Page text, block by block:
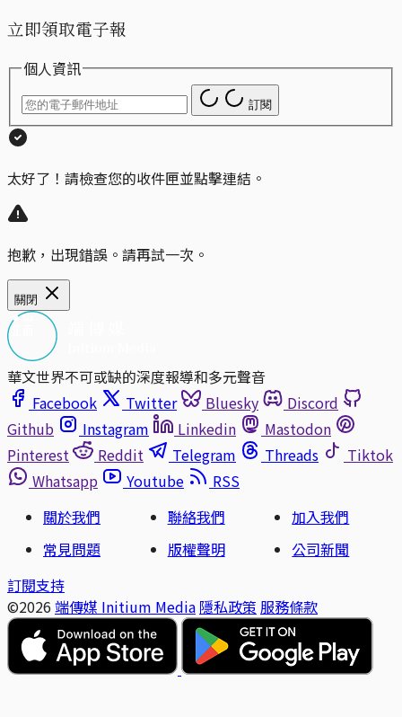
立即領取電子報
個人資訊
訂閱
太好了！請檢查您的收件匣並點擊連結。
抱歉，出現錯誤。請再試一次。
關閉
華文世界不可或缺的深度報導和多元聲音
Facebook
Twitter Bluesky
Discord
Github
Instagram Linkedin
Mastodon
Pinterest
Reddit Telegram Threads
Tiktok
Whatsapp
Youtube
RSS
關於我們
聯絡我們
加入我們
常見問題
版權聲明
公司新聞
訂閱支持
©2026 端傳媒 Initium Media 隱私政策 服務條款